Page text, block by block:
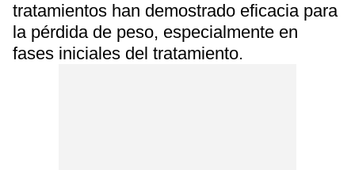
tratamientos han demostrado eficacia para
la pérdida de peso, especialmente en
fases iniciales del tratamiento.